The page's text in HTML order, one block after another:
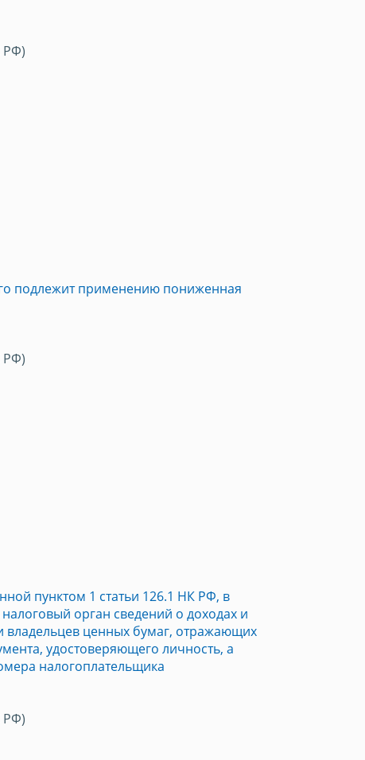
РФ)
подлежит применению пониженная
РФ)
пунктом 1 статьи 126.1 НК РФ, в
орган сведений о доходах и
владельцев ценных бумаг, отражающих
удостоверяющего личность, а
налогоплательщика
РФ)